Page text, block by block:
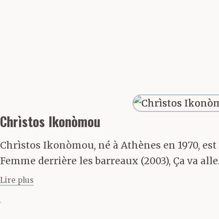
par les
taillée avec les
menacé,
qu’il
Chrìstos Ikonòmou
Chrìstos Ikonòmou, né à Athènes en 1970,
Femme derrière les barreaux (2003), Ça va
Lire plus